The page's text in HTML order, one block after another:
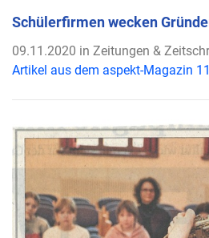
Schülerfirmen wecken
09.11.2020 in Zeitungen &
Artikel aus dem aspekt-Magazin